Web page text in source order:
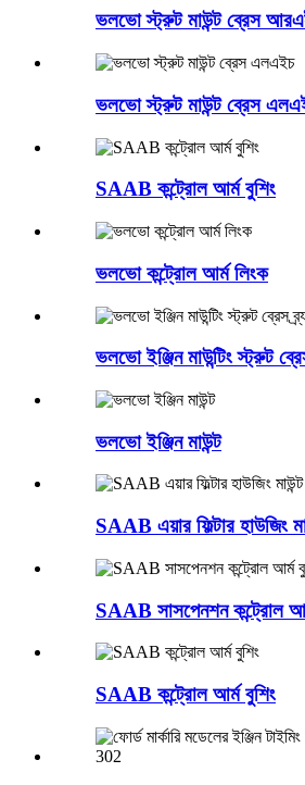
ভলভো স্ট্রুট মাউন্ট ব্রেস
ভলভো স্ট্রুট মাউন্ট ব্রেস
SAAB কন্ট্রোল আর্ম বুশিং
ভলভো কন্ট্রোল আর্ম লিংক
ভলভো ইঞ্জিন মাউন্টিং স্ট্রুট
ভলভো ইঞ্জিন মাউন্ট
SAAB এয়ার ফিল্টার হাউজিং
SAAB সাসপেনশন কন্ট্রোল
SAAB কন্ট্রোল আর্ম বুশিং